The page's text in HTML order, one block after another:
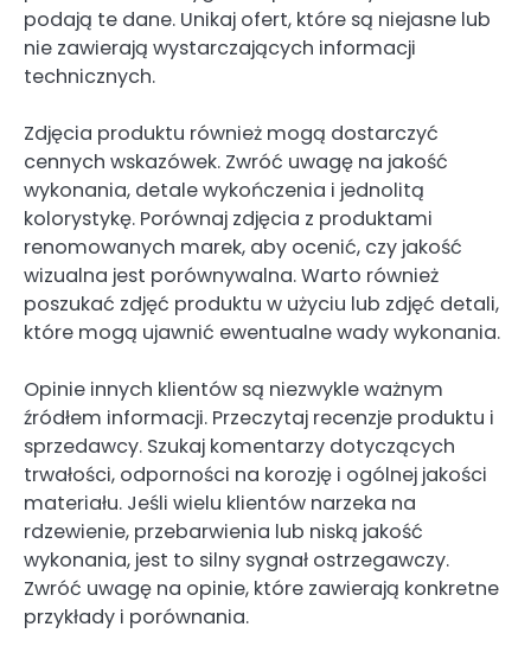
podają te dane. Unikaj ofert, które są niejasne lub
nie zawierają wystarczających informacji
technicznych.
Zdjęcia produktu również mogą dostarczyć
cennych wskazówek. Zwróć uwagę na jakość
wykonania, detale wykończenia i jednolitą
kolorystykę. Porównaj zdjęcia z produktami
renomowanych marek, aby ocenić, czy jakość
wizualna jest porównywalna. Warto również
poszukać zdjęć produktu w użyciu lub zdjęć detali,
które mogą ujawnić ewentualne wady wykonania.
Opinie innych klientów są niezwykle ważnym
źródłem informacji. Przeczytaj recenzje produktu i
sprzedawcy. Szukaj komentarzy dotyczących
trwałości, odporności na korozję i ogólnej jakości
materiału. Jeśli wielu klientów narzeka na
rdzewienie, przebarwienia lub niską jakość
wykonania, jest to silny sygnał ostrzegawczy.
Zwróć uwagę na opinie, które zawierają konkretne
przykłady i porównania.